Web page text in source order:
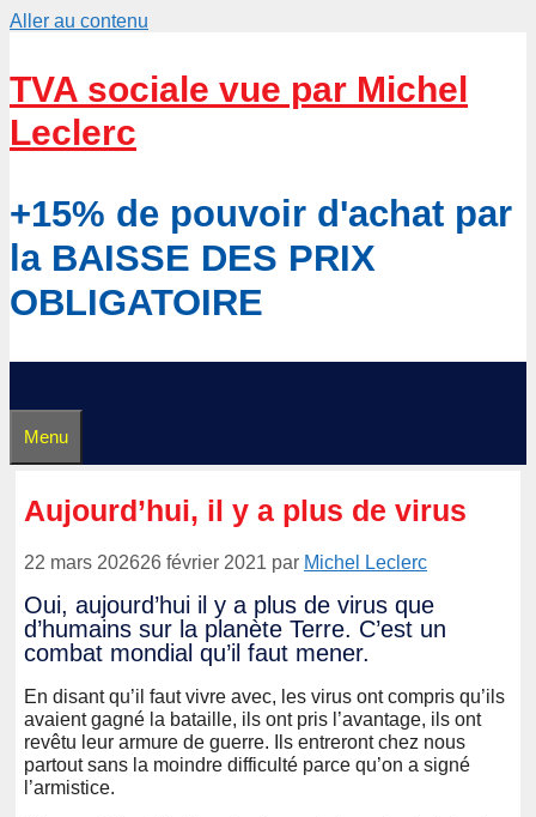
Aller au contenu
TVA sociale vue par Michel
Leclerc
+15% de pouvoir d'achat par
la BAISSE DES PRIX
OBLIGATOIRE
Menu
Aujourd’hui, il y a plus de virus
22 mars 202626 février 2021 par Michel Leclerc
Oui, aujourd’hui il y a plus de virus que
d’humains sur la planète Terre. C’est un
combat mondial qu’il faut mener.
En disant qu’il faut vivre avec, les virus ont compris qu’ils
avaient gagné la bataille, ils ont pris l’avantage, ils ont
revêtu leur armure de guerre. Ils entreront chez nous
partout sans la moindre difficulté parce qu’on a signé
l’armistice.